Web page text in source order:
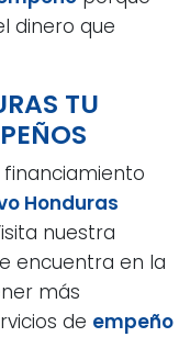
dinero que
TU
Honduras
nuestra
encuentra en la
más
de empeño